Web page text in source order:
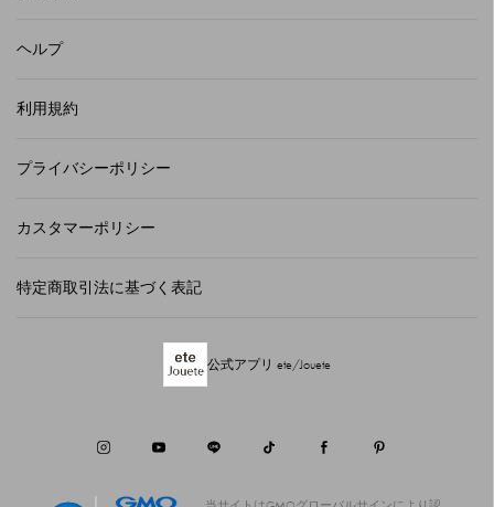
ヘルプ
利用規約
プライバシーポリシー
カスタマーポリシー
特定商取引法に基づく表記
公式アプリ ete/Jouete